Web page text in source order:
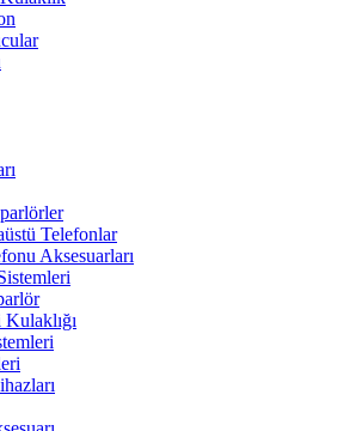
Telefonlar
Aksesuarları